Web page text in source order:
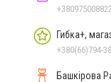
Гибка+,
+380(66)794-
Башкірова